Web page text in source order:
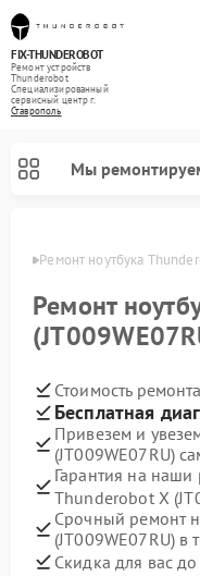
FIX-THUNDEROBOT
Ремонт устройств
Thunderobot
Специализированный
cервисный центр г.
Ставрополь
Мы
Ремонт ноутбука
Ремонт
Стоимость ремонта
Бесплатная
Привезем и
(JT009WE07RU)
Гарантия на наши
Thunderobot X
Срочный ремонт
(JT009WE07RU) в
Скидка для вас до